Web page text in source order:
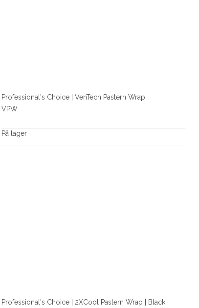
Professional's Choice | VenTech Pastern Wrap
VPW
På lager
Professional's Choice | 2XCool Pastern Wrap | Black